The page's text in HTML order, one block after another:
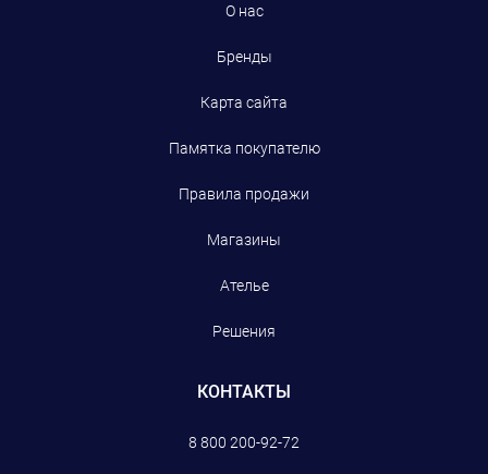
О нас
Бренды
Карта сайта
Памятка покупателю
Правила продажи
Магазины
Ателье
Решения
КОНТАКТЫ
8 800 200-92-72